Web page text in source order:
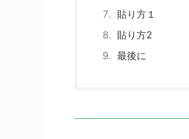
貼り方１
貼り方2
最後に